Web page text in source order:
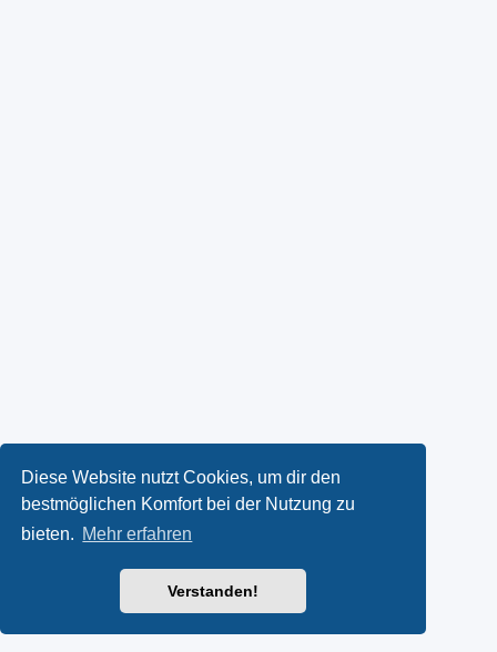
Diese Website nutzt Cookies, um dir den
bestmöglichen Komfort bei der Nutzung zu
bieten. Mehr erfahren
Verstanden!